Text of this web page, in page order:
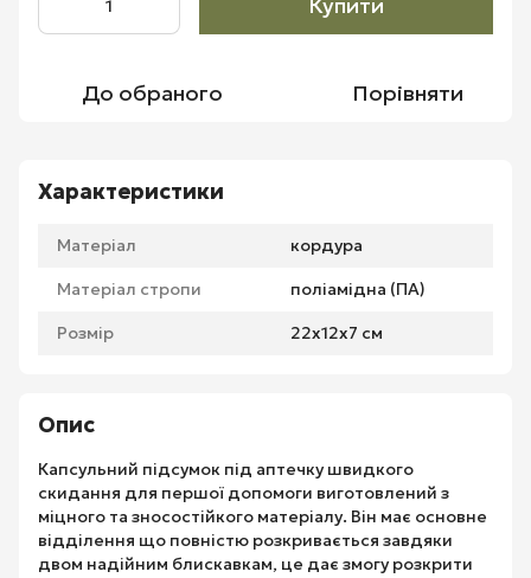
До обраного Порівняти
Характеристики
Матеріал кордура
Матеріал стропи поліамідна (ПА)
Розмір 22х12х7 см
Опис
Капсульний підсумок під аптечку швидкого
скидання для першої допомоги виготовлений з
міцного та зносостійкого матеріалу. Він має основне
відділення що повністю розкривається завдяки
двом надійним блискавкам, це дає змогу розкрити